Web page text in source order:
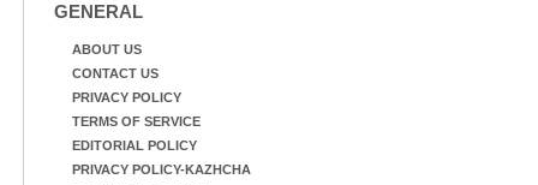
അക്ഷത അവതരിപ്പിച്ച ലയ
GENERAL
ABOUT US
CONTACT US
PRIVACY POLICY
TERMS OF SERVICE
EDITORIAL POLICY
PRIVACY POLICY-KAZHCHA